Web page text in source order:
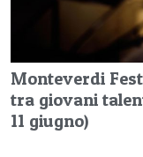
Monteverdi
tra giovani
11 giugno)